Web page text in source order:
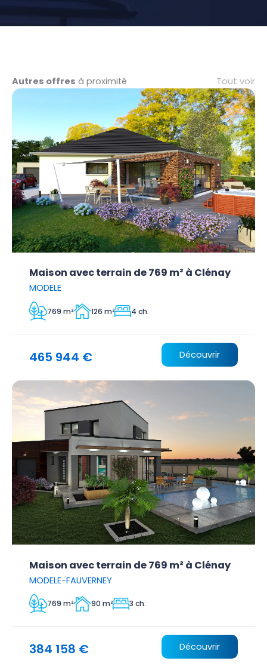
Autres offres à proximité Tout voir
Maison avec terrain de 769 m² à Clénay
MODELE
769 m² 126 m² 4 ch.
465 944 € Découvrir
Maison avec terrain de 769 m² à Clénay
MODELE-FAUVERNEY
769 m² 90 m² 3 ch.
384 158 € Découvrir